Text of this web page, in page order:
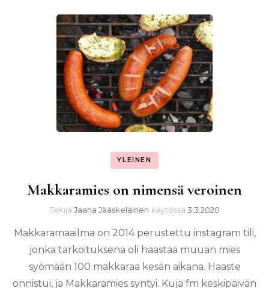
YLEINEN
Makkaramies on nimensä veroinen
Tekijä Jaana Jääskeläinen käytössä 3.3.2020
Makkaramaailma on 2014 perustettu instagram tili,
jonka tarkoituksena oli haastaa muuan mies
syömään 100 makkaraa kesän aikana. Haaste
onnistui, ja Makkaramies syntyi. Kuja fm keskipäivän